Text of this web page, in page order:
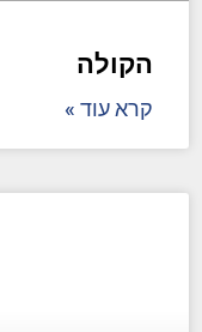
הקולה
קרא עוד »